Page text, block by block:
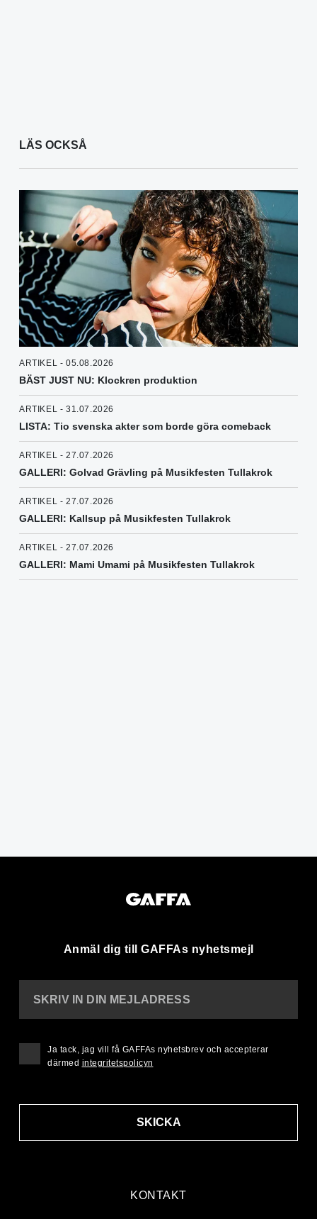
LÄS OCKSÅ
ARTIKEL - 05.08.2026
BÄST JUST NU: Klockren produktion
ARTIKEL - 31.07.2026
LISTA: Tio svenska akter som borde göra comeback
ARTIKEL - 27.07.2026
GALLERI: Golvad Grävling på Musikfesten Tullakrok
ARTIKEL - 27.07.2026
GALLERI: Kallsup på Musikfesten Tullakrok
ARTIKEL - 27.07.2026
GALLERI: Mami Umami på Musikfesten Tullakrok
Anmäl dig till GAFFAs nyhetsmejl
KONTAKT
SKRIV IN DIN MEJLADRESS
SKICKA
Ja tack, jag vill få GAFFAs nyhetsbrev och accepterar
därmed integritetspolicyn